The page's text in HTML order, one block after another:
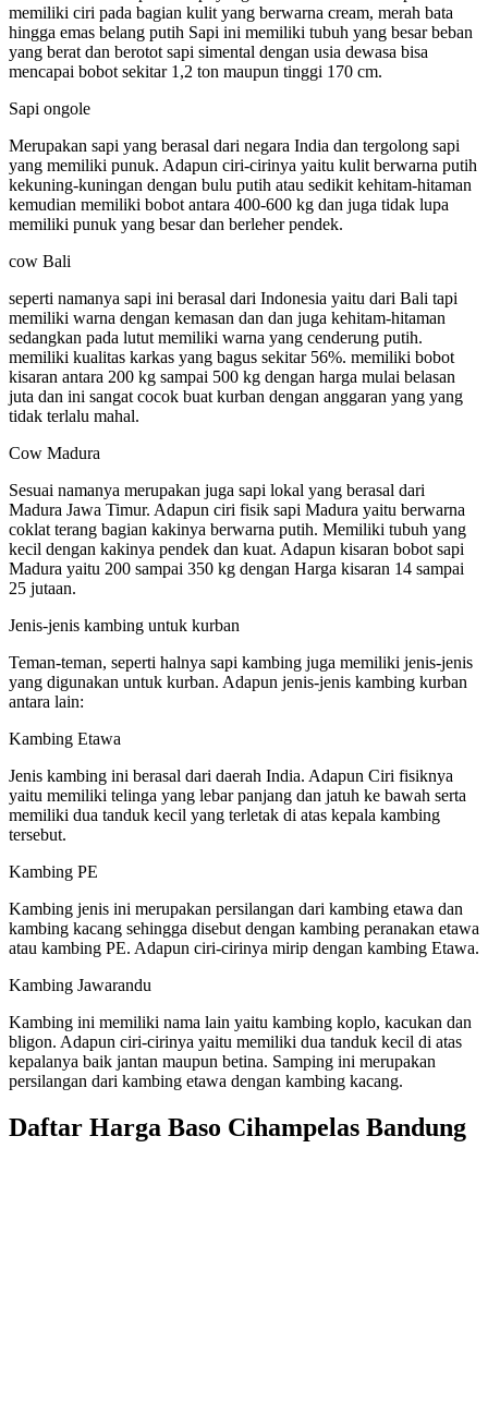
memiliki ciri pada bagian kulit yang berwarna cream, merah bata
hingga emas belang putih Sapi ini memiliki tubuh yang besar beban
yang berat dan berotot sapi simental dengan usia dewasa bisa
mencapai bobot sekitar 1,2 ton maupun tinggi 170 cm.
Sapi ongole
Merupakan sapi yang berasal dari negara India dan tergolong sapi
yang memiliki punuk. Adapun ciri-cirinya yaitu kulit berwarna putih
kekuning-kuningan dengan bulu putih atau sedikit kehitam-hitaman
kemudian memiliki bobot antara 400-600 kg dan juga tidak lupa
memiliki punuk yang besar dan berleher pendek.
cow Bali
seperti namanya sapi ini berasal dari Indonesia yaitu dari Bali tapi
memiliki warna dengan kemasan dan dan juga kehitam-hitaman
sedangkan pada lutut memiliki warna yang cenderung putih.
memiliki kualitas karkas yang bagus sekitar 56%. memiliki bobot
kisaran antara 200 kg sampai 500 kg dengan harga mulai belasan
juta dan ini sangat cocok buat kurban dengan anggaran yang yang
tidak terlalu mahal.
Cow Madura
Sesuai namanya merupakan juga sapi lokal yang berasal dari
Madura Jawa Timur. Adapun ciri fisik sapi Madura yaitu berwarna
coklat terang bagian kakinya berwarna putih. Memiliki tubuh yang
kecil dengan kakinya pendek dan kuat. Adapun kisaran bobot sapi
Madura yaitu 200 sampai 350 kg dengan Harga kisaran 14 sampai
25 jutaan.
Jenis-jenis kambing untuk kurban
Teman-teman, seperti halnya sapi kambing juga memiliki jenis-jenis
yang digunakan untuk kurban. Adapun jenis-jenis kambing kurban
antara lain:
Kambing Etawa
Jenis kambing ini berasal dari daerah India. Adapun Ciri fisiknya
yaitu memiliki telinga yang lebar panjang dan jatuh ke bawah serta
memiliki dua tanduk kecil yang terletak di atas kepala kambing
tersebut.
Kambing PE
Kambing jenis ini merupakan persilangan dari kambing etawa dan
kambing kacang sehingga disebut dengan kambing peranakan etawa
atau kambing PE. Adapun ciri-cirinya mirip dengan kambing Etawa.
Kambing Jawarandu
Kambing ini memiliki nama lain yaitu kambing koplo, kacukan dan
bligon. Adapun ciri-cirinya yaitu memiliki dua tanduk kecil di atas
kepalanya baik jantan maupun betina. Samping ini merupakan
persilangan dari kambing etawa dengan kambing kacang.
Daftar Harga Baso Cihampelas Bandung